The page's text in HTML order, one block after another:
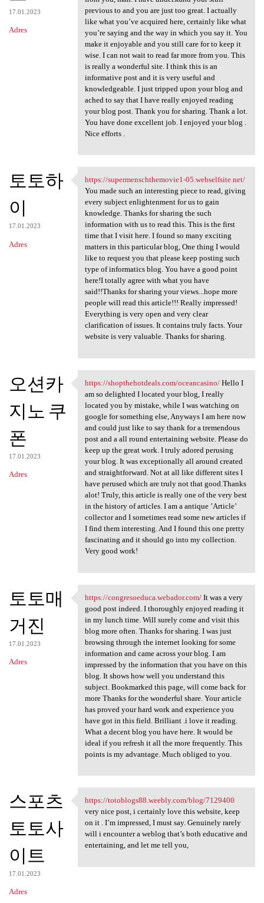
17.01.2023
Adres
previous to and you are just too great. I actually
like what you’ve acquired here, certainly like what
you’re saying and the way in which you say it. You
make it enjoyable and you still care for to keep it
wise. I can not wait to read far more from you. This
is really a wonderful site. I think this is an
informative post and it is very useful and
knowledgeable. I just tripped upon your blog and
ached to say that I have really enjoyed reading
your blog post. Thank you for sharing. Thank a lot.
You have done excellent job. I enjoyed your blog .
Nice efforts .
토토하
이
17.01.2023
Adres
https://supermenschthemovie1
https://supermenschthemovie1-05.webselfsite.net/
You made such an interesting piece to read, giving
every subject enlightenment for us to gain
knowledge. Thanks for sharing the such
information with us to read this. This is the first
time that I visit here. I found so many exciting
matters in this particular blog, One thing I would
like to request you that please keep posting such
type of informatics blog. You have a good point
here!I totally agree with what you have
said!!Thanks for sharing your views...hope more
people will read this article!!! Really impressed!
Everything is very open and very clear
clarification of issues. It contains truly facts. Your
website is very valuable. Thanks for sharing.
오션카
지노 쿠
폰
17.01.2023
Adres
https://shopthehotdeals.com
https://shopthehotdeals.com/oceancasino/Hello I
am so delighted I located your blog, I really
located you by mistake, while I was watching on
google for something else, Anyways I am here now
and could just like to say thank for a tremendous
post and a all round entertaining website. Please do
keep up the great work. I truly adored perusing
your blog. It was exceptionally all around created
and straightforward. Not at all like different sites I
have perused which are truly not that good.Thanks
alot! Truly, this article is really one of the very best
in the history of articles. I am a antique ’Article’
collector and I sometimes read some new articles if
I find them interesting. And I found this one pretty
fascinating and it should go into my collection.
Very good work!
토토매
거진
17.01.2023
Adres
https://congresoeduca.webador
https://congresoeduca.webador.com/It was a very
good post indeed. I thoroughly enjoyed reading it
in my lunch time. Will surely come and visit this
blog more often. Thanks for sharing. I was just
browsing through the internet looking for some
information and came across your blog. I am
impressed by the information that you have on this
blog. It shows how well you understand this
subject. Bookmarked this page, will come back for
more Thanks for the wonderful share. Your article
has proved your hard work and experience you
have got in this field. Brilliant .i love it reading.
What a decent blog you have here. It would be
ideal if you refresh it all the more frequently. This
points is my advantage. Much obliged to you.
스포츠
토토사
이트
17.01.2023
Adres
https://totoblogs88.weebly
https://totoblogs88.weebly.com/blog/7129400
very nice post, i certainly love this website, keep
on it . I’m impressed, I must say. Genuinely rarely
will i encounter a weblog that’s both educative and
entertaining, and let me tell you,